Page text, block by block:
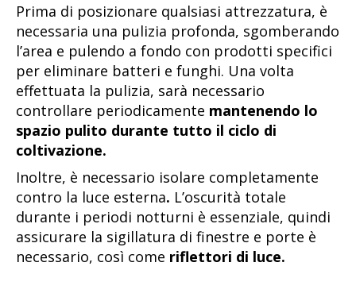
Prima di posizionare qualsiasi attrezzatura, è
necessaria una pulizia profonda, sgomberando
l’area e pulendo a fondo con prodotti specifici
per eliminare batteri e funghi. Una volta
effettuata la pulizia, sarà necessario
controllare periodicamente mantenendo lo
spazio pulito durante tutto il ciclo di
coltivazione.
Inoltre, è necessario isolare completamente
contro la luce esterna. L’oscurità totale
durante i periodi notturni è essenziale, quindi
assicurare la sigillatura di finestre e porte è
necessario, così come riflettori di luce.